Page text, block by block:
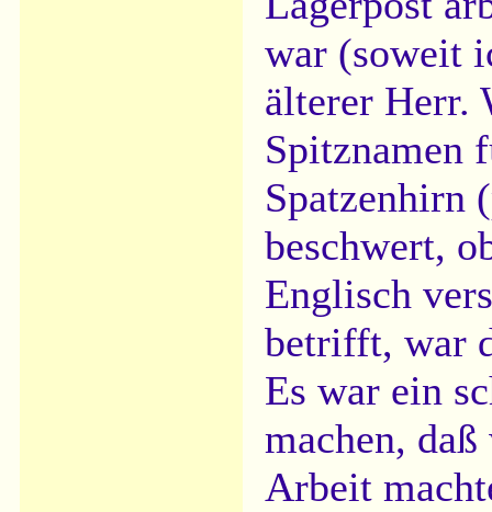
war (soweit
älterer Herr.
Spitznamen
Spatzenhirn
beschwert,
Englisch
betrifft, war
Es war ein
machen,
Arbeit